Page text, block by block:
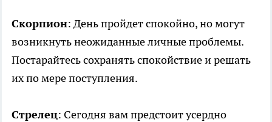
Скорпион: День пройдет спокойно, но могут
возникнуть неожиданные личные проблемы.
Постарайтесь сохранять спокойствие и решать
их по мере поступления.
Стрелец: Сегодня вам предстоит усердно